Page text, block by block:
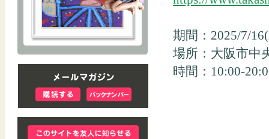
期間：2025/7/
場所：大阪市中
時間：10:00-